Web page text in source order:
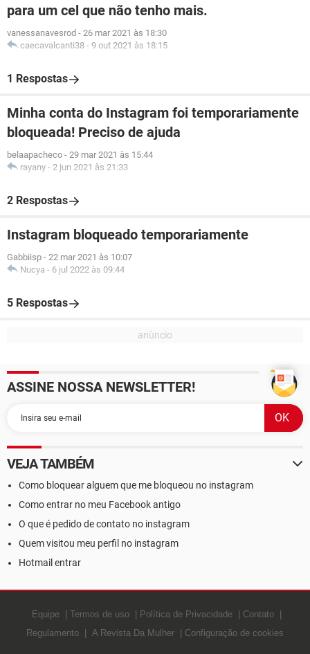
para um cel que não tenho mais.
vanessanavesrod - 26 mar 2021 às 18:30
caecavalcanti38 - 9 out 2021 às 18:15
1 Respostas
Minha conta do Instagram foi temporariamente
bloqueada! Preciso de ajuda
belaapacheco - 29 mar 2021 às 15:44
rayany - 2 jun 2021 às 21:33
2 Respostas
Instagram bloqueado temporariamente
Gabbiisp - 22 mar 2021 às 10:07
Nucya - 6 jul 2022 às 09:44
5 Respostas
ASSINE NOSSA NEWSLETTER!
VEJA TAMBÉM
Como bloquear alguem que me bloqueou no instagram
Como entrar no meu Facebook antigo
O que é pedido de contato no instagram
Quem visitou meu perfil no instagram
Hotmail entrar
Equipe Termos de uso Política de Privacidade
Contato
Regulamento
A Revista Da Mulher Configuração de cookies